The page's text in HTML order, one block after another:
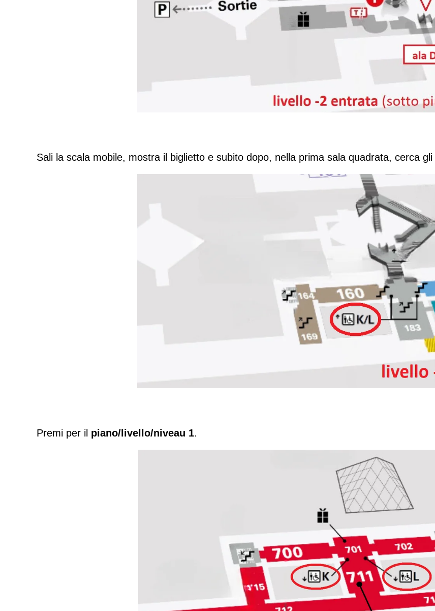
Sali la scala mobile, mostra il biglietto e subito dopo, nella prima sala quadrata, cerca gli
Premi per il piano/livello/niveau 1.